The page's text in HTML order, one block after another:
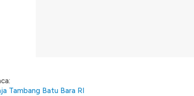
Tambang Batu Bara RI